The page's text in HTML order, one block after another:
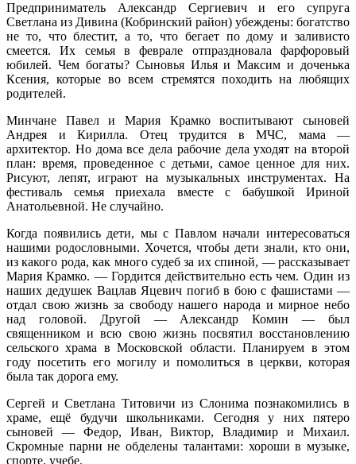
Предприниматель Александр Сергиевич и его супруга
Светлана из Дивина (Кобринский район) убеждены: богатство
не то, что блестит, а то, что бегает по дому и заливисто
смеется. Их семья в феврале отпраздновала фарфоровый
юбилей. Чем богаты? Сыновья Илья и Максим и доченька
Ксения, которые во всем стремятся походить на любящих
родителей.
Минчане Павел и Мария Крамко воспитывают сыновей
Андрея и Кирилла. Отец трудится в МЧС, мама —
архитектор. Но дома все дела рабочие дела уходят на второй
план: время, проведенное с детьми, самое ценное для них.
Рисуют, лепят, играют на музыкальных инструментах. На
фестиваль семья приехала вместе с бабушкой Ириной
Анатольевной. Не случайно.
Когда появились дети, мы с Павлом начали интересоваться
нашими родословными. Хочется, чтобы дети знали, кто они,
из какого рода, как много судеб за их спиной, — рассказывает
Мария Крамко. — Гордится действительно есть чем. Один из
наших дедушек Вацлав Яцевич погиб в бою с фашистами —
отдал свою жизнь за свободу нашего народа и мирное небо
над головой. Другой — Александр Комин — был
священником и всю свою жизнь посвятил восстановлению
сельского храма в Московской области. Планируем в этом
году посетить его могилу и помолиться в церкви, которая
была так дорога ему.
Сергей и Светлана Титовичи из Слонима познакомились в
храме, ещё будучи школьниками. Сегодня у них пятеро
сыновей — Федор, Иван, Виктор, Владимир и Михаил.
Скромные парни не обделены талантами: хороши в музыке,
спорте, учебе.